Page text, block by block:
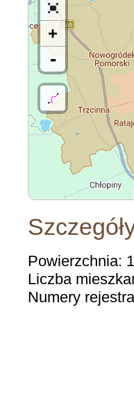
+
-
Powierzchnia:
Liczba
Numery